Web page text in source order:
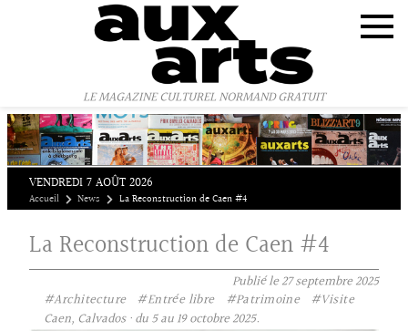
LE MAGAZINE CULTUREL NORMAND GRATUIT
VENDREDI 7 AOÛT 2026
Accueil News La Reconstruction de Caen #4
La Reconstruction de Caen #4
Publié le27 septembre 2025
#Architecture
#Entrée libre #Patrimoine
#Visite
Caen, Calvados · du 5 au 19 octobre 2025.
Panneau de gestion des cookies